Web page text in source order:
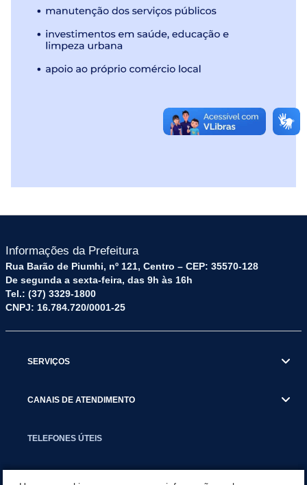
Informações da Prefeitura
Rua Barão de Piumhi, nº 121, Centro – CEP: 35570-128
De segunda a sexta-feira, das 9h às 16h
Tel.: (37) 3329-1800
CNPJ: 16.784.720/0001-25
SERVIÇOS
CANAIS DE ATENDIMENTO
TELEFONES ÚTEIS